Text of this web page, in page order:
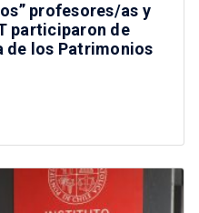
profesores/as y
participaron de
de los Patrimonios